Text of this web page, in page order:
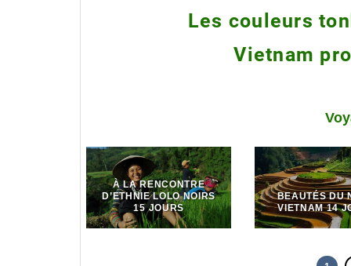
VIETNAM 14
Sites incontournables à
Le plateau de Dong Van et ses formations
Le plateau de Dong Van est célèbre pour ses formations